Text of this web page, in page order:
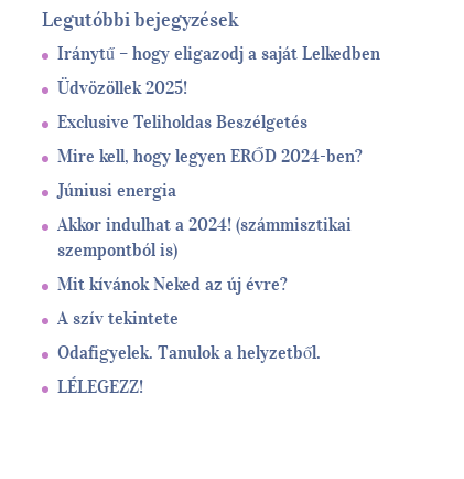
Legutóbbi bejegyzések
Iránytű – hogy eligazodj a saját Lelkedben
Üdvözöllek 2025!
Exclusive Teliholdas Beszélgetés
Mire kell, hogy legyen ERŐD 2024-ben?
Júniusi energia
Akkor indulhat a 2024! (számmisztikai
szempontból is)
Mit kívánok Neked az új évre?
A szív tekintete
Odafigyelek. Tanulok a helyzetből.
LÉLEGEZZ!